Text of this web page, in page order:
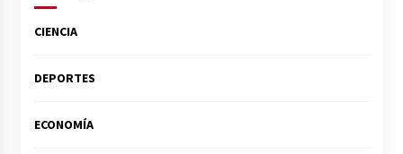
CIENCIA
DEPORTES
ECONOMÍA